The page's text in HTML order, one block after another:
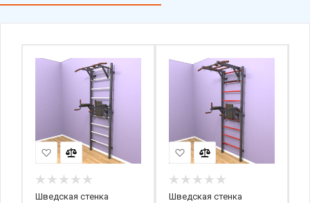
Шведская стенка
Шведская стенка